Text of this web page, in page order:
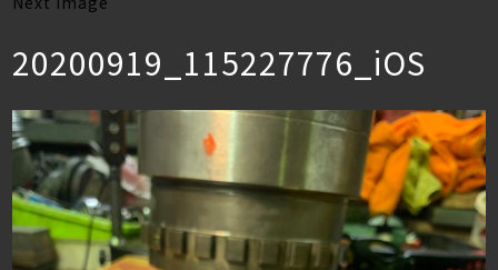
20200919_115227776_iOS